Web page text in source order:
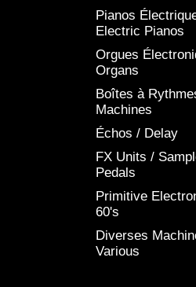
Pianos
Electric Pianos
Orgues
Organs
Boîtes à
Machines
Échos / Delay
FX Units /
Pedals
Primitive
60's
Diverses
Various